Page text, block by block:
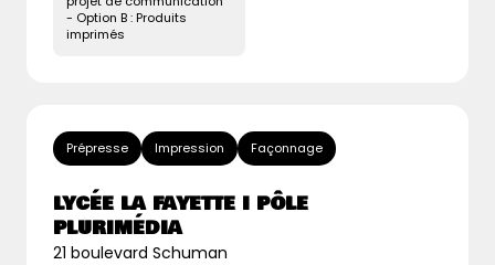
- Option B : Produits
imprimés
Prépresse Impression Façonnage
LYCÉE LA FAYETTE I PÔLE
PLURIMÉDIA
21 boulevard Schuman